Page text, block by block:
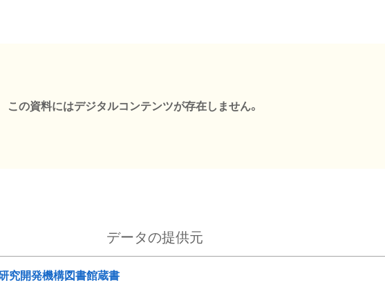
この資料にはデジタルコンテンツが存在しません。
データの提供元
究開発機構図書館蔵書